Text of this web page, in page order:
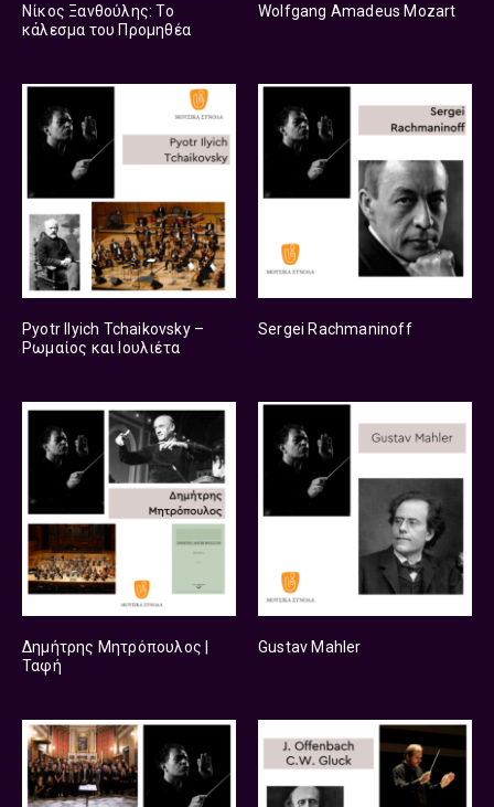
Νίκος Ξανθούλης: Το
κάλεσμα του Προμηθέα
Wolfgang Amadeus Mozart
Pyotr Ilyich Tchaikovsky –
Ρωμαίος και Ιουλιέτα
Sergei Rachmaninoff
Δημήτρης Μητρόπουλος |
Ταφή
Gustav Mahler